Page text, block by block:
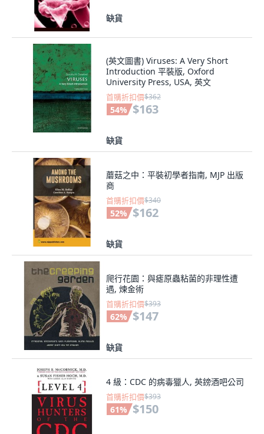
缺貨
(英文圖書) Viruses: A Very Short
Introduction 平裝版, Oxford
University Press, USA, 英文
首購折扣價$362
54% $163
缺貨
蘑菇之中：平裝初學者指南, MJP 出版
商
首購折扣價$340
52% $162
缺貨
爬行花園：與瘧原蟲粘菌的非理性遭
遇, 煉金術
首購折扣價$393
62% $147
缺貨
4 級：CDC 的病毒獵人, 英鎊酒吧公司
首購折扣價$393
61% $150